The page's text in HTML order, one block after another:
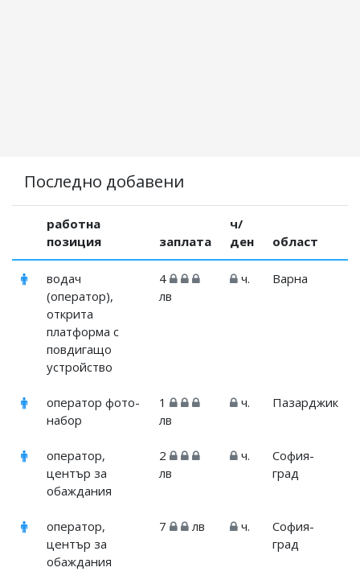
Последно добавени
работна
позиция
заплата
ч/
ден
област
водач
(оператор),
открита
платформа с
повдигащо
устройство
4
лв
ч. Варна
оператор фото-
набор
1
лв
ч. Пазарджик
оператор,
център за
обаждания
2
лв
ч.
София-
град
оператор,
център за
обаждания
7 лв ч.
София-
град